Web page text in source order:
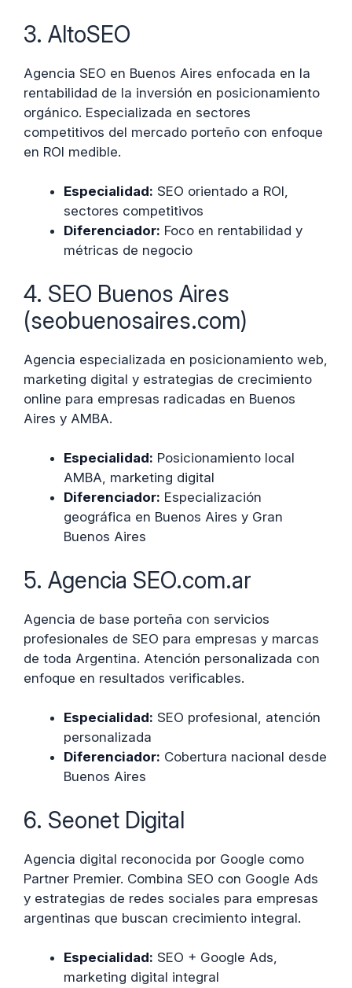
3. AltoSEO
Agencia SEO en Buenos Aires enfocada en la
rentabilidad de la inversión en posicionamiento
orgánico. Especializada en sectores
competitivos del mercado porteño con enfoque
en ROI medible.
Especialidad: SEO orientado a ROI,
sectores competitivos
Diferenciador: Foco en rentabilidad y
métricas de negocio
4. SEO Buenos Aires
(seobuenosaires.com)
Agencia especializada en posicionamiento web,
marketing digital y estrategias de crecimiento
online para empresas radicadas en Buenos
Aires y AMBA.
Especialidad: Posicionamiento local
AMBA, marketing digital
Diferenciador: Especialización
geográfica en Buenos Aires y Gran
Buenos Aires
5. Agencia SEO.com.ar
Agencia de base porteña con servicios
profesionales de SEO para empresas y marcas
de toda Argentina. Atención personalizada con
enfoque en resultados verificables.
Especialidad: SEO profesional, atención
personalizada
Diferenciador: Cobertura nacional desde
Buenos Aires
6. Seonet Digital
Agencia digital reconocida por Google como
Partner Premier. Combina SEO con Google Ads
y estrategias de redes sociales para empresas
argentinas que buscan crecimiento integral.
Especialidad: SEO + Google Ads,
marketing digital integral